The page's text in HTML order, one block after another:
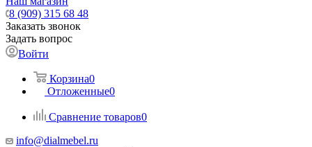
8 (909) 315 68 48
Заказать звонок
Задать вопрос
Войти
Корзина0
Отложенные0
Сравнение товаров0
info@dialmebel.ru